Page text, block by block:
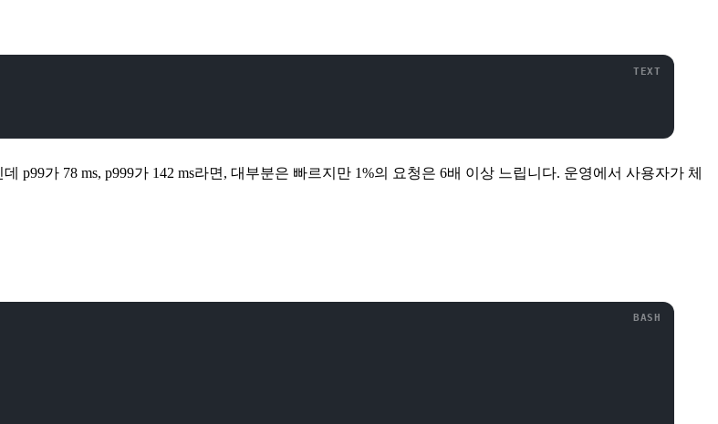
데 p99가 78 ms, p999가 142 ms라면, 대부분은 빠르지만 1%의 요청은 6배 이상 느립니다. 운영에서 사용자가 체